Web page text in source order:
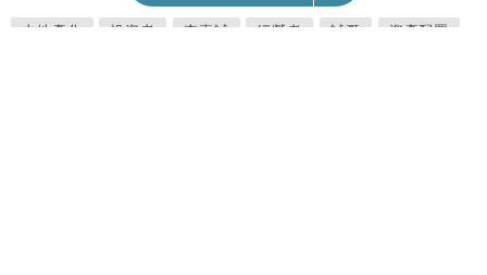
去地產化 投資者 李嘉誠 經營者 誠哥 資產配置